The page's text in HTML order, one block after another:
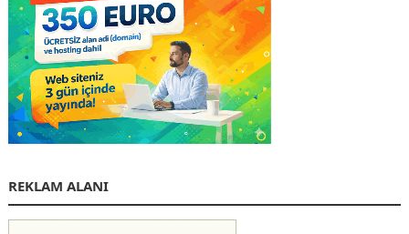
REKLAM ALANI